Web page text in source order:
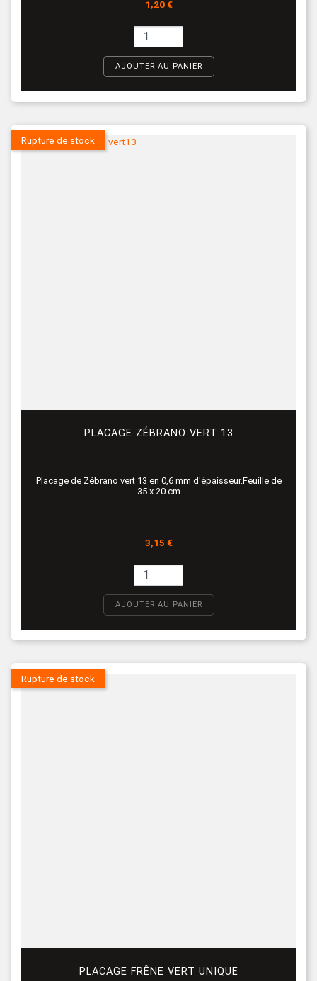
Prix
1,20 €
AJOUTER AU PANIER
PLACAGE ZÉBRANO VERT 13
Placage de Zébrano vert 13 en 0,6 mm d'épaisseur.Feuille de
35 x 20 cm
Prix
3,15 €
AJOUTER AU PANIER
Rupture de stock
PLACAGE FRÊNE VERT UNIQUE
Rupture de stock